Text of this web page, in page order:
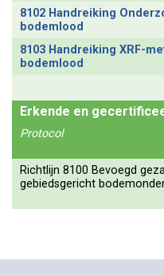
8102 Handreiking
bodemlood
8103 Handreiking XRF-
bodemlood
Erkende en
Protocol
Richtlijn 8100 Bevoegd
gebiedsgericht